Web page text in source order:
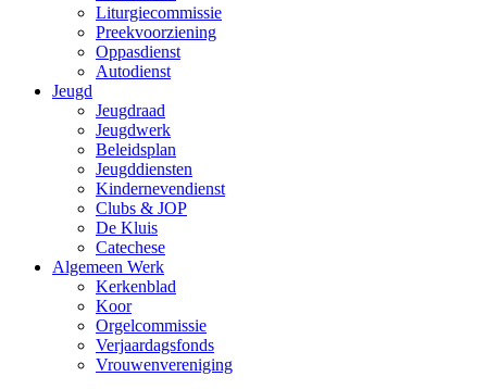
Liturgiecommissie
Preekvoorziening
Oppasdienst
Autodienst
Jeugd
Jeugdraad
Jeugdwerk
Beleidsplan
Jeugddiensten
Kindernevendienst
Clubs & JOP
De Kluis
Catechese
Algemeen Werk
Kerkenblad
Koor
Orgelcommissie
Verjaardagsfonds
Vrouwenvereniging